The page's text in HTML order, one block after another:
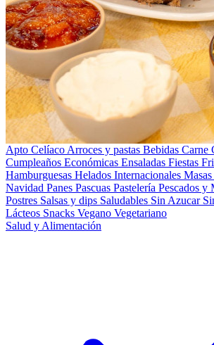
Apto Celíaco Arroces y pastas Bebidas Carne
Cumpleaños Económicas Ensaladas Fiestas
Hamburguesas Helados Internacionales
Navidad Panes Pascuas Pastelería Pescados y
Postres Salsas y dips Saludables Sin Azucar
Lácteos Snacks Vegano Vegetariano
Salud y Alimentación